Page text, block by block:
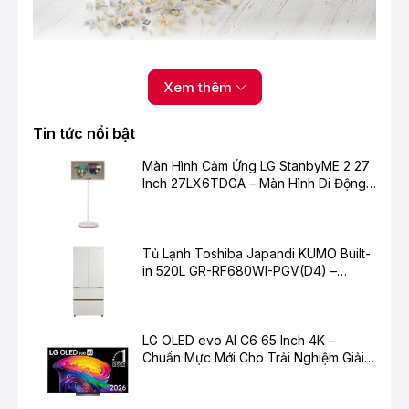
sàn nhà. Thùng chứa bụi có đường kính lớn 330mm với
dung tích chứa bụi lên đến 25 lít giúp bạn có thể vệ
Xem thêm
Tin tức nổi bật
Màn Hình Cảm Ứng LG StanbyME 2 27
Inch 27LX6TDGA – Màn Hình Di Động
Tủ Lạnh Toshiba Japandi KUMO Built-
in 520L GR-RF680WI-PGV(D4) –
LG OLED evo AI C6 65 Inch 4K –
Chuẩn Mực Mới Cho Trải Nghiệm Giải